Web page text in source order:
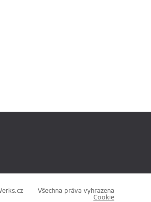
Všechna práva vyhrazena
Cookie